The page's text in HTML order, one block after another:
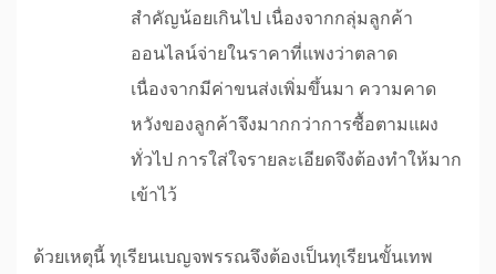
สำคัญน้อยเกินไป เนื่องจากกลุ่มลูกค้า
ออนไลน์จ่ายในราคาที่แพงว่าตลาด
เนื่องจากมีค่าขนส่งเพิ่มขึ้นมา ความคาด
หวังของลูกค้าจึงมากกว่าการซื้อตามแผง
ทั่วไป การใส่ใจรายละเอียดจึงต้องทำให้มาก
เข้าไว้
ด้วยเหตุนี้ ทุเรียนเบญจพรรณจึงต้องเป็นทุเรียนขั้นเทพ